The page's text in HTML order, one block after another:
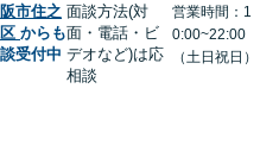
市住之
からも
受付中
面談方法(対
面・電話・ビ
デオなど)は応
相談
営業時間：1
0:00~22:00
（土日祝日）